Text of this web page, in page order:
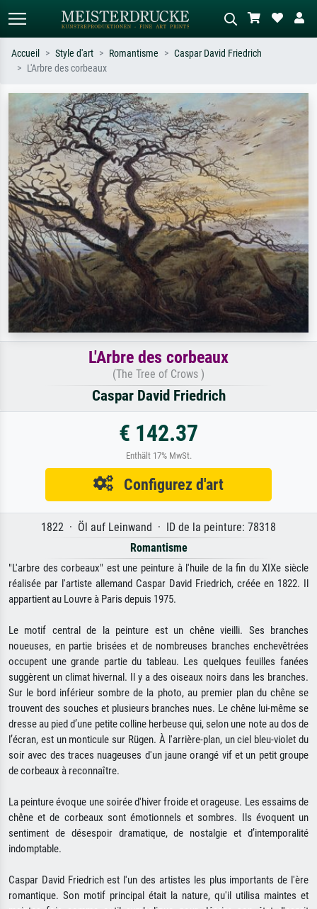
Recherchez par artiste, titre ou style –
ex. Monet, Nuit étoilée,
impressionnisme, vague de Hokusai,
nu.
Décrivez la scène – ex. prairie verte,
abstrait avec beaucoup de rouge,
tableau sombre, nu debout près d'un
arbre.
Accueil Style d'art Romantisme
Caspar David Friedrich
L'Arbre des corbeaux
L'Arbre des corbeaux
(The Tree of Crows )
Caspar David Friedrich
€ 142.37
Enthält 17% MwSt.
Configurez d'art
1822 · Öl auf Leinwand · ID de la peinture: 78318
Romantisme
"L'arbre des corbeaux" est une peinture à l'huile de la fin du XIXe siècle
réalisée par l'artiste allemand Caspar David Friedrich, créée en 1822. Il
appartient au Louvre à Paris depuis 1975.
Le motif central de la peinture est un chêne vieilli. Ses branches
noueuses, en partie brisées et de nombreuses branches enchevêtrées
occupent une grande partie du tableau. Les quelques feuilles fanées
suggèrent un climat hivernal. Il y a des oiseaux noirs dans les branches.
Sur le bord inférieur sombre de la photo, au premier plan du chêne se
trouvent des souches et plusieurs branches nues. Le chêne lui-même se
dresse au pied d’une petite colline herbeuse qui, selon une note au dos de
l’écran, est un monticule sur Rügen. À l'arrière-plan, un ciel bleu-violet du
soir avec des traces nuageuses d'un jaune orangé vif et un petit groupe
de corbeaux à reconnaître.
La peinture évoque une soirée d'hiver froide et orageuse. Les essaims de
chêne et de corbeaux sont émotionnels et sombres. Ils évoquent un
sentiment de désespoir dramatique, de nostalgie et d’intemporalité
indomptable.
Caspar David Friedrich est l'un des artistes les plus importants de l'ère
romantique. Son motif principal était la nature, qu'il utilisa maintes et